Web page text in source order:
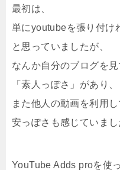
最初は、
単にyoutubeを張り付け
と思っていましたが、
なんか自分のブログを見
「素人っぽさ」があり、
また他人の動画を利用
安っぽさも感じていまし
YouTube Adds proを使